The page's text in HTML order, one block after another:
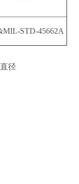
STD-45662A
径